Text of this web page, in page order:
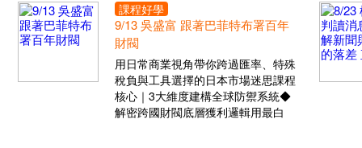
課程好學
9/13 吳盛富 跟著巴菲特布署百年
財閥
用日常商業視角帶你跨過匯率、特殊
稅負與工具選擇的日本市場迷思課程
核心｜3大維度建構全球防禦系統◆
解密跨國財閥底層獲利邏輯用最白